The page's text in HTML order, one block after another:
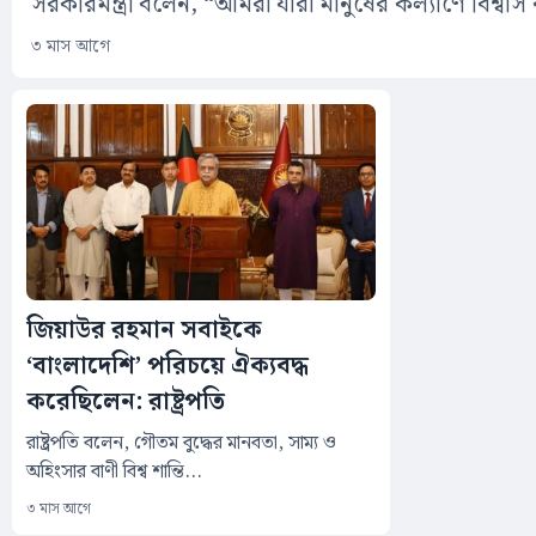
৩ মাস আগে
জিয়াউর রহমান সবাইকে
‘বাংলাদেশি’ পরিচয়ে ঐক্যবদ্ধ
করেছিলেন: রাষ্ট্রপতি
রাষ্ট্রপতি বলেন, গৌতম বুদ্ধের মানবতা, সাম্য ও
অহিংসার বাণী বিশ্ব শান্তি...
৩ মাস আগে